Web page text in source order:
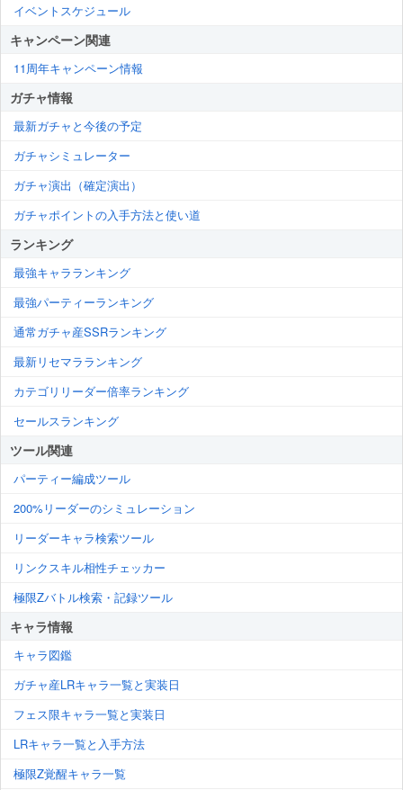
イベントスケジュール
キャンペーン関連
11周年キャンペーン情報
ガチャ情報
最新ガチャと今後の予定
ガチャシミュレーター
ガチャ演出（確定演出）
ガチャポイントの入手方法と使い道
ランキング
最強キャラランキング
最強パーティーランキング
通常ガチャ産SSRランキング
最新リセマラランキング
カテゴリリーダー倍率ランキング
セールスランキング
ツール関連
パーティー編成ツール
200%リーダーのシミュレーション
リーダーキャラ検索ツール
リンクスキル相性チェッカー
極限Zバトル検索・記録ツール
キャラ情報
キャラ図鑑
ガチャ産LRキャラ一覧と実装日
フェス限キャラ一覧と実装日
LRキャラ一覧と入手方法
極限Z覚醒キャラ一覧